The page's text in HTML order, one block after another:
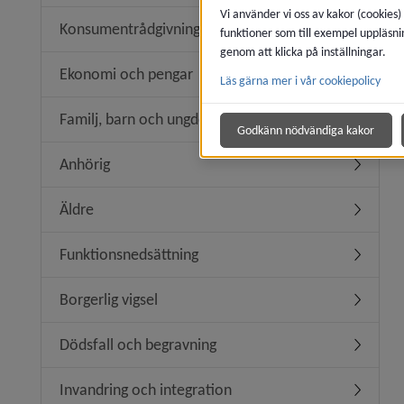
Konsumentrådgivning
Ekonomi och pengar
Familj, barn och ungdom
Anhörig
Äldre
Funktionsnedsättning
Borgerlig vigsel
Dödsfall och begravning
Invandring och integration
Vi använder vi oss av kakor
funktioner som till exempel
genom att klicka på inställningar.
Läs gärna mer i vår cookiepolicy
Godkänn nödvändiga kakor